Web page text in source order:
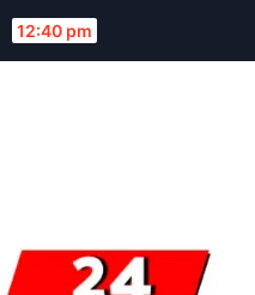
12:40 pm